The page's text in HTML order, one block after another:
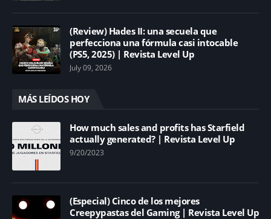
(Review) Hades II: una secuela que
perfecciona una fórmula casi intocable
(PS5, 2025) | Revista Level Up
July 09, 2026
MÁS LEÍDOS HOY
How much sales and profits has Starfield
actually generated? | Revista Level Up
9/20/2023
(Especial) Cinco de los mejores
Creepypastas del Gaming | Revista Level Up